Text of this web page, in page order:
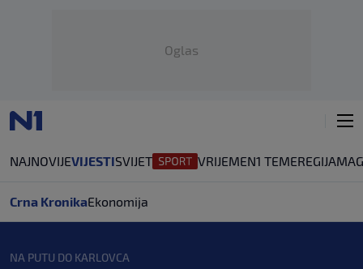
Oglas
NAJNOVIJEVIJESTISVIJET VRIJEMEN1 TEMEREGIJA
Crna KronikaEkonomija
NA PUTU DO KARLOVCA